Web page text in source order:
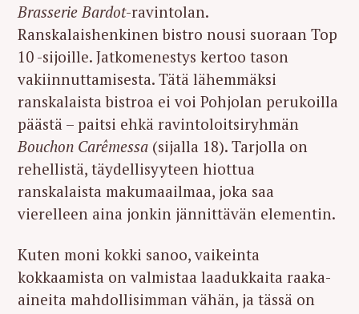
Brasserie Bardot-ravintolan.
Ranskalaishenkinen bistro nousi suoraan Top
10 -sijoille. Jatkomenestys kertoo tason
vakiinnuttamisesta. Tätä lähemmäksi
ranskalaista bistroa ei voi Pohjolan perukoilla
päästä – paitsi ehkä ravintoloitsiryhmän
Bouchon Carêmessa (sijalla 18). Tarjolla on
rehellistä, täydellisyyteen hiottua
ranskalaista makumaailmaa, joka saa
vierelleen aina jonkin jännittävän elementin.
Kuten moni kokki sanoo, vaikeinta
kokkaamista on valmistaa laadukkaita raaka-
aineita mahdollisimman vähän, ja tässä on